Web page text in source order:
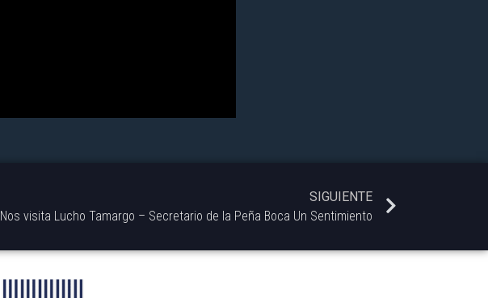
SIGUIENTE
Nos visita Lucho Tamargo – Secretario de la Peña Boca Un Sentimiento